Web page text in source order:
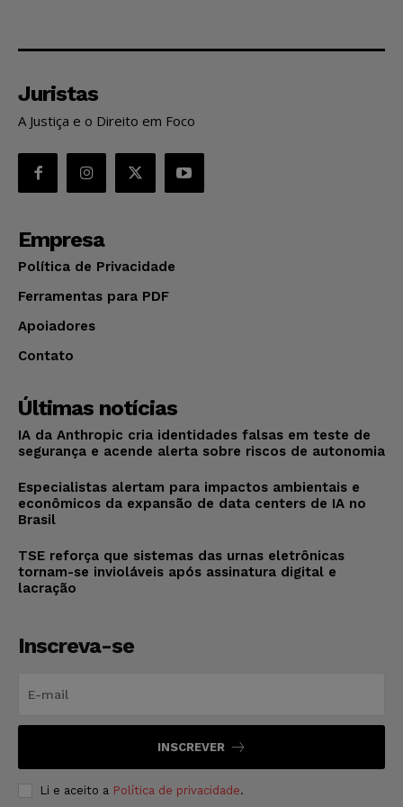
Juristas
A Justiça e o Direito em Foco
Empresa
Política de Privacidade
Ferramentas para PDF
Apoiadores
Contato
Últimas notícias
IA da Anthropic cria identidades falsas em teste de
segurança e acende alerta sobre riscos de autonomia
Especialistas alertam para impactos ambientais e
econômicos da expansão de data centers de IA no
Brasil
TSE reforça que sistemas das urnas eletrônicas
tornam-se invioláveis após assinatura digital e
lacração
Inscreva-se
INSCREVER
Li e aceito a Política de privacidade.